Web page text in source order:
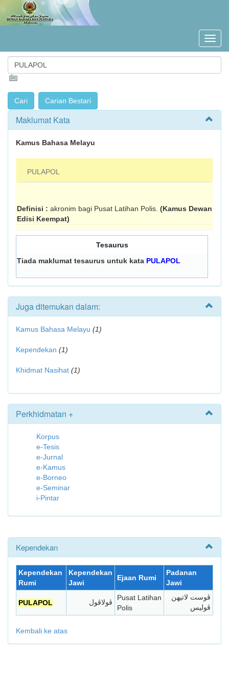
Maklumat Kata
Kamus Bahasa Melayu
PULAPOL
Definisi : akronim bagi Pusat Latihan Polis. (Kamus Dewan
Edisi Keempat)
Tesaurus
Tiada maklumat tesaurus untuk kata PULAPOL
Juga ditemukan dalam:
Kamus Bahasa Melayu (1)
Kependekan (1)
Khidmat Nasihat (1)
Perkhidmatan +
Korpus
e-Tesis
e-Jurnal
e-Kamus
e-Borneo
e-Seminar
i-Pintar
Kependekan
Kependekan
Rumi
Kependekan
Jawi
Ejaan Rumi
Padanan
Jawi
PULAPOL ڤولاڤول
Pusat Latihan
Polis
ڤوست لاتيهن
ڤوليس
Kembali ke atas